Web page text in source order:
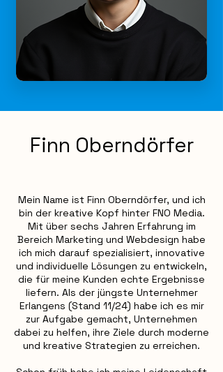
Finn Oberndörfer
Mein Name ist Finn Oberndörfer, und ich
bin der kreative Kopf hinter FNO Media.
Mit über sechs Jahren Erfahrung im
Bereich Marketing und Webdesign habe
ich mich darauf spezialisiert, innovative
und individuelle Lösungen zu entwickeln,
die für meine Kunden echte Ergebnisse
liefern. Als der jüngste Unternehmer
Erlangens (Stand 11/24) habe ich es mir
zur Aufgabe gemacht, Unternehmen
dabei zu helfen, ihre Ziele durch moderne
und kreative Strategien zu erreichen.